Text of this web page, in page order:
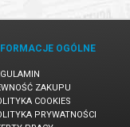
OGÓLNE
ZAKUPU
COOKIES
PRYWATNOŚCI